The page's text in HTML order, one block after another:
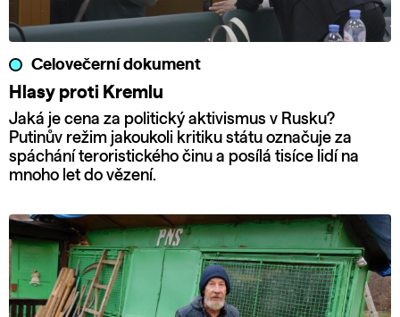
Celovečerní dokument
Hlasy proti Kremlu
Jaká je cena za politický aktivismus v Rusku?
Putinův režim jakoukoli kritiku státu označuje za
spáchání teroristického činu a posílá tisíce lidí na
mnoho let do vězení.